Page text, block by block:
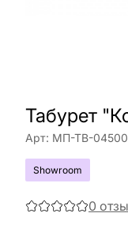
Табурет
Арт: МП-ТВ-
Showroom
0